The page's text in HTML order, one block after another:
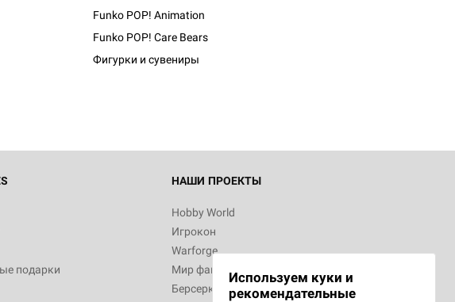
Funko POP! Animation
Funko POP! Care Bears
Фигурки и сувениры
подарки
НАШИ ПРОЕКТЫ
Hobby World
Игрокон
Warforge
Мир фантастики
Берсерк
Используем куки и
рекомендательные
игра Hobby World Монстры
игра Hobby World Берсерк.